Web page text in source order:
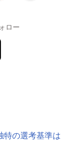
ロー
特の選考基準は